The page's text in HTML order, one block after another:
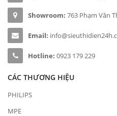
Showroom: 763 Phạm Văn
Email:
Hotline: 0923 179 229
CÁC THƯƠNG HIỆU
PHILIPS
MPE